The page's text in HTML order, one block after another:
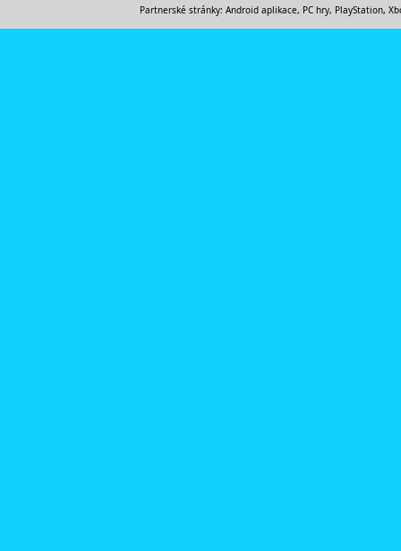
Partnerské stránky: Android aplikace, PC hry, PlayStation,